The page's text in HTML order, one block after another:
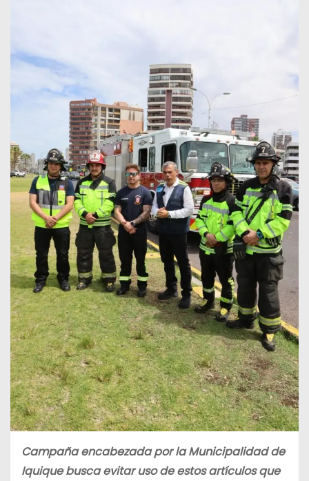
Campaña encabezada por la Municipalidad de
Iquique busca evitar uso de estos artículos que